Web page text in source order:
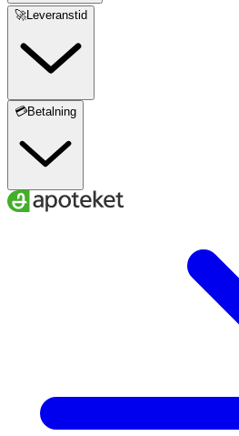
🚀Leveranstid
💳Betalning